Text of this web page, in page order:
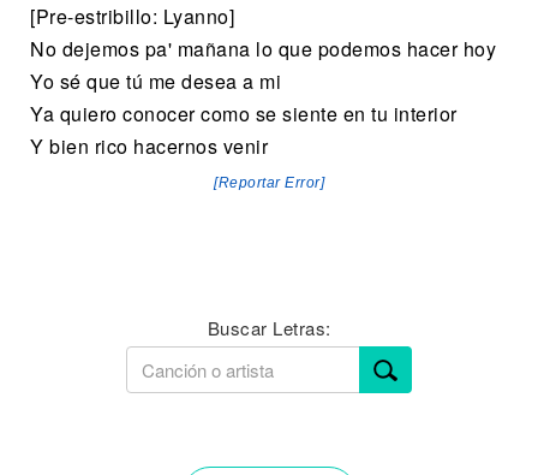
[Pre-estribillo: Lyanno]
No dejemos pa' mañana lo que podemos hacer hoy
Yo sé que tú me desea a mi
Ya quiero conocer como se siente en tu interior
Y bien rico hacernos venir
[Reportar Error]
Buscar Letras: